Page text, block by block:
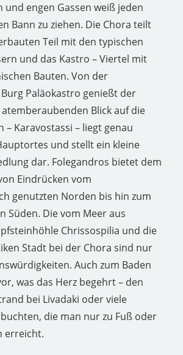
und engen Gassen weiß jeden
Bann zu ziehen. Die Chora teilt
Teil mit den typischen
und das Kastro – Viertel mit
Bauten. Von der
Paläokastro genießt der
Blick auf die
– Karavostassi – liegt genau
und stellt ein kleine
dar. Folegandros bietet dem
Eindrücken vom
genutzten Norden bis hin zum
Süden. Die vom Meer aus
Chrissospilia und die
Stadt bei der Chora sind nur
Auch zum Baden
was das Herz begehrt – den
bei Livadaki oder viele
die man nur zu Fuß oder
erreicht.